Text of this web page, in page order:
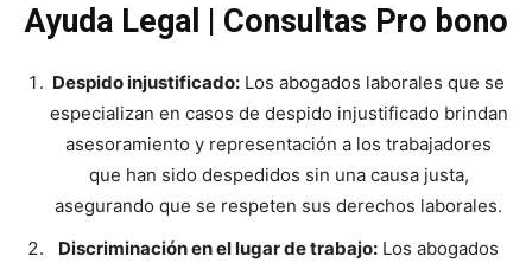
Ayuda Legal | Consultas Pro bono
Despido injustificado: Los abogados laborales que se
especializan en casos de despido injustificado brindan
asesoramiento y representación a los trabajadores
que han sido despedidos sin una causa justa,
asegurando que se respeten sus derechos laborales.
Discriminación en el lugar de trabajo: Los abogados